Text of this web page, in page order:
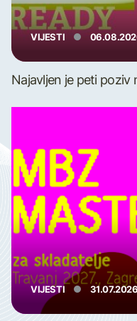
VIJESTI
Najavljen je peti poziv
VIJESTI 31.07.2026